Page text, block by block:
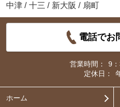
中津 / 十三 / 新大阪 / 扇町
電話でお
営業時間：
9
定休日：
ホーム